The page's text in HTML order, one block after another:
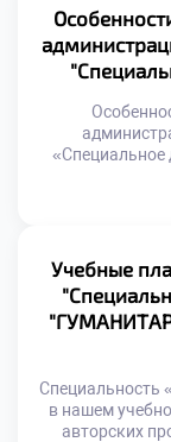
вызовам
времени.
«Специальное
является
общения в
на четкой
Учебные
Специальность
в нашем
авторских